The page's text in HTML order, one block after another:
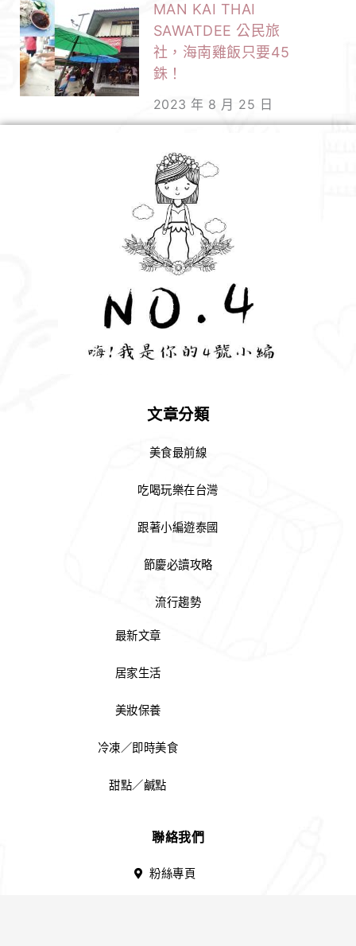
MAN KAI THAI
SAWATDEE 公民旅
社，海南雞飯只要45
銖！
2023 年 8 月 25 日
文章分類
美食最前線
吃喝玩樂在台灣
跟著小編遊泰國
節慶必讀攻略
流行趨勢
最新文章
居家生活
美妝保養
冷凍／即時美食
甜點／鹹點
聯絡我們
粉絲專頁